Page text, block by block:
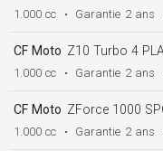
1.000 cc • Garantie 2 ans
CF Moto Z10 Turbo 4
1.000 cc • Garantie 2 ans
CF Moto ZForce 1000
1.000 cc • Garantie 2 ans